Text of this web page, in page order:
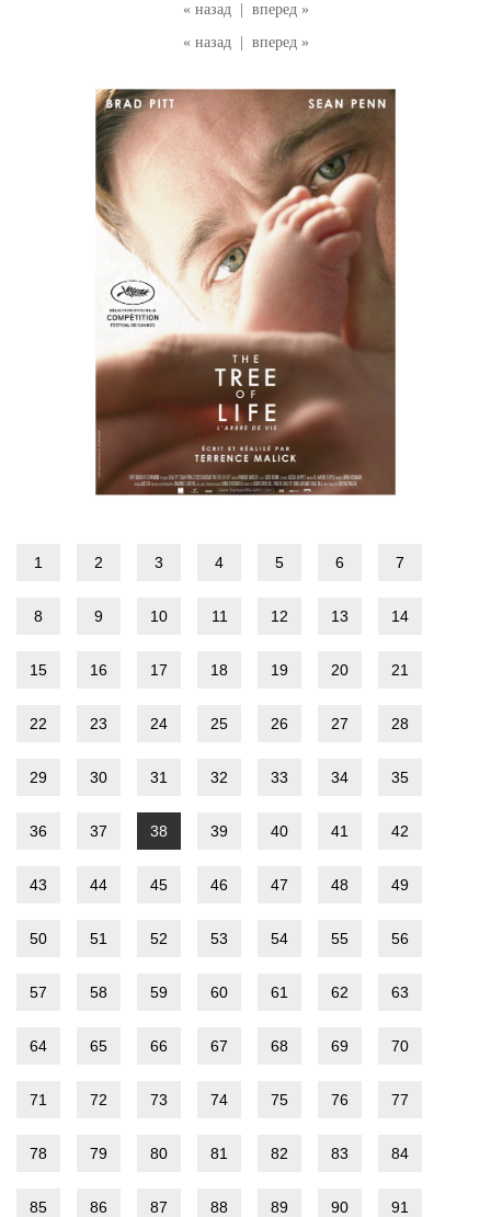
« назад
вперед »
« назад
вперед »
1 2 3 4 5 6 7
8 9 10 11 12 13 14
15 16 17 18 19 20 21
22 23 24 25 26 27 28
29 30 31 32 33 34 35
36 37 38 39 40 41 42
43 44 45 46 47 48 49
50 51 52 53 54 55 56
57 58 59 60 61 62 63
64 65 66 67 68 69 70
71 72 73 74 75 76 77
78 79 80 81 82 83 84
85 86 87 88 89 90 91